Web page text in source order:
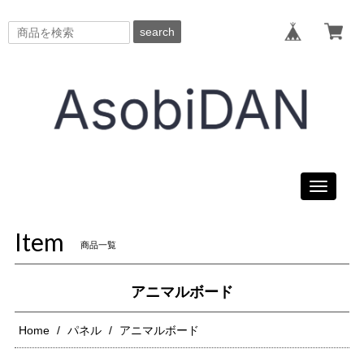
search
Toggle
Item 商品一覧
アニマルボード
Home パネル アニマルボード